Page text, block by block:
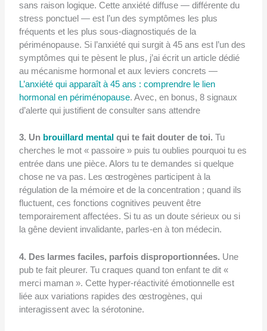
sans raison logique. Cette anxiété diffuse — différente du
stress ponctuel — est l’un des symptômes les plus
fréquents et les plus sous-diagnostiqués de la
périménopause. Si l’anxiété qui surgit à 45 ans est l’un des
symptômes qui te pèsent le plus, j’ai écrit un article dédié
au mécanisme hormonal et aux leviers concrets —
L’anxiété qui apparaît à 45 ans : comprendre le lien
hormonal en périménopause. Avec, en bonus, 8 signaux
d’alerte qui justifient de consulter sans attendre
3. Unbrouillard mental qui te fait douter de toi. Tu
cherches le mot « passoire » puis tu oublies pourquoi tu es
entrée dans une pièce. Alors tu te demandes si quelque
chose ne va pas. Les œstrogènes participent à la
régulation de la mémoire et de la concentration ; quand ils
fluctuent, ces fonctions cognitives peuvent être
temporairement affectées. Si tu as un doute sérieux ou si
la gêne devient invalidante, parles-en à ton médecin.
4. Des larmes faciles, parfois disproportionnées. Une
pub te fait pleurer. Tu craques quand ton enfant te dit «
merci maman ». Cette hyper-réactivité émotionnelle est
liée aux variations rapides des œstrogènes, qui
interagissent avec la sérotonine.